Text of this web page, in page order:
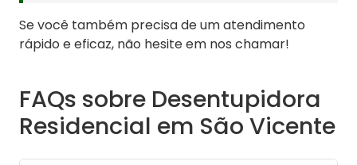
Se você também precisa de um atendimento
rápido e eficaz, não hesite em nos chamar!
FAQs sobre Desentupidora
Residencial em São Vicente